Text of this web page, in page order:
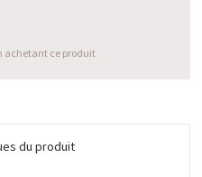
achetant ce produit
du produit